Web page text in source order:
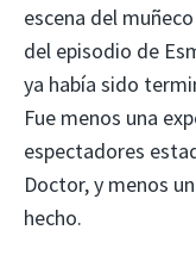
escena del
del episodio de
ya había sido
Fue menos una
espectadores
Doctor, y menos
hecho.